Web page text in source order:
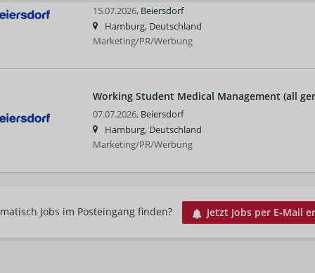
15.07.2026, Beiersdorf
Hamburg, Deutschland
Marketing/PR/Werbung
Working Student Medical Management (all
07.07.2026, Beiersdorf
Hamburg, Deutschland
Marketing/PR/Werbung
Jobs im Posteingang finden? Jetzt Jobs per E-Mail